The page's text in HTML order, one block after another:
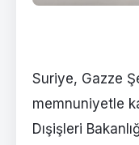
Suriye, Gazze
memnuniyetle
Dışişleri